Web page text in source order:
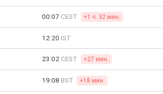
00:07 CEST +1 ч. 32 мин.
12:20 IST
23:02 CEST +27 мин.
19:08 BST +18 мин.